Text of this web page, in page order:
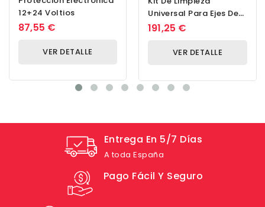
12+24 Voltios
87,55 €
VER DETALLE
Universal Para Ejes De
Inyectores Módulo 1.1 -
191,25 €
VER DETALLE
Entrega En 5/7 Días
A toda España
Pago Fácil Y Seguro